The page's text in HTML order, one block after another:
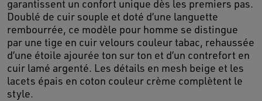
garantissent un confort unique dès les premiers pas.
Doublé de cuir souple et doté d’une languette
rembourrée, ce modèle pour homme se distingue
par une tige en cuir velours couleur tabac, rehaussée
d’une étoile ajourée ton sur ton et d’un contrefort en
cuir lamé argenté. Les détails en mesh beige et les
lacets épais en coton couleur crème complètent le
style.